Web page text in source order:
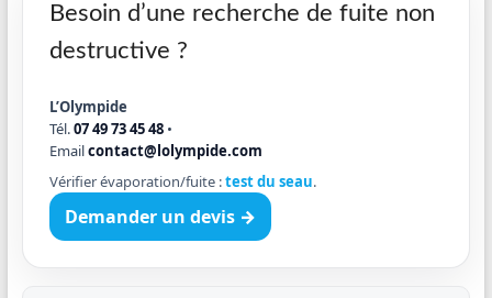
Besoin d’une recherche de fuite non
destructive ?
L’Olympide
Tél.07 49 73 45 48•
Emailcontact@lolympide.com
Vérifier évaporation/fuite :test du seau.
Demander un devis →